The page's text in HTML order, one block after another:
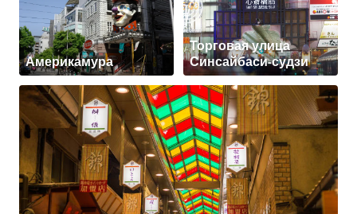
Америкамура
Торговая улица
Синсайбаси-судзи